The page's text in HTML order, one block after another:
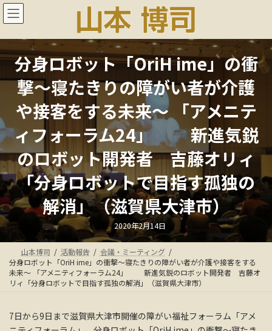
コ
ン
ン
ツ
ス
プ
ナ
ビ
ー
シ
ン
動
分身ロボット「OriH ime」の衝
撃～寝たきりの障がい者が介護
や接客をする未来～ 「アメニテ
ィフォーラム24」 新進気鋭
のロボット開発者 吉藤オリィ
「分身ロボットで目指す孤独の
解消」（滋賀県大津市）
最
終
更
新
日
時
:
2020年2月14日
山本博司 活動報告
会議・ミーティング
分身ロボット「OriH ime」の衝撃～寝たきりの障がい者が介護や接客をする
未来～ 「アメニティフォーラム24」 新進気鋭のロボット開発者 吉藤オ
リィ「分身ロボットで目指す孤独の解消」（滋賀県大津市）
7日から9日まで滋賀県大津市開催の障がい福祉フォーラム「アメ